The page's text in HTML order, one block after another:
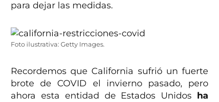
para dejar las medidas.
Foto ilustrativa: Getty Images.
Recordemos que California sufrió un fuerte
brote de COVID el invierno pasado, pero
ahora esta entidad de Estados Unidos ha